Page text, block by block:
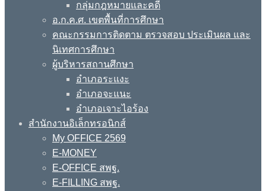
กลุ่มกฎหมายและคดี
อ.ก.ค.ศ. เขตพื้นที่การศึกษา
คณะกรรมการติดตาม ตรวจสอบ ประเมินผล และ
นิเทศการศึกษา
ผู้บริหารสถานศึกษา
อำเภอระแงะ
อำเภอจะแนะ
อำเภอเจาะไอร้อง
สำนักงานอิเล็กทรอนิกส์
My OFFICE 2569
E-MONEY
E-OFFICE สพฐ.
E-FILLING สพฐ.